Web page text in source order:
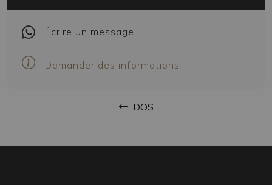
Écrire un message
Demander des informations
DOS